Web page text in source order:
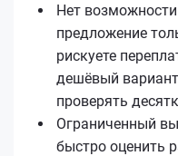
Нет
предложение
рискуете
дешёвый
проверять
Ограниченный
быстро оценить